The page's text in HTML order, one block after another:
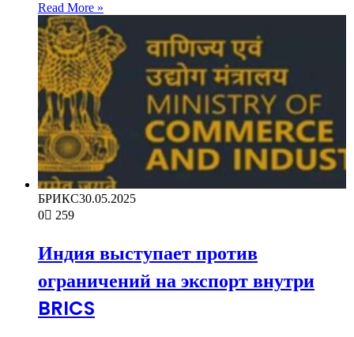
Read More »
БРИКС30.05.2025
0
259
Индия выступает против
ограничений на экспорт внутри
BRICS